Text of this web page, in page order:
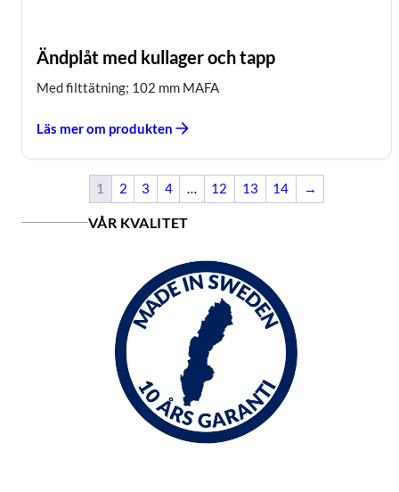
Ändplåt med kullager och tapp
Med filttätning; 102 mm MAFA
Läs mer om produkten
1 2 3 4 … 12 13 14 →
VÅR KVALITET